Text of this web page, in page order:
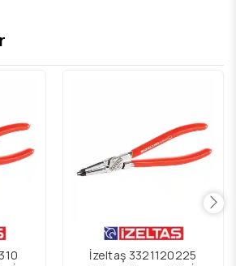
İzeltaş 3321120225